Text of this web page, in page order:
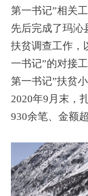
第一书记”相关
先后完成了玛沁
扶贫调查工作，
一书记”的对接
第一书记”扶贫
2020年9月末，
930余笔、金额